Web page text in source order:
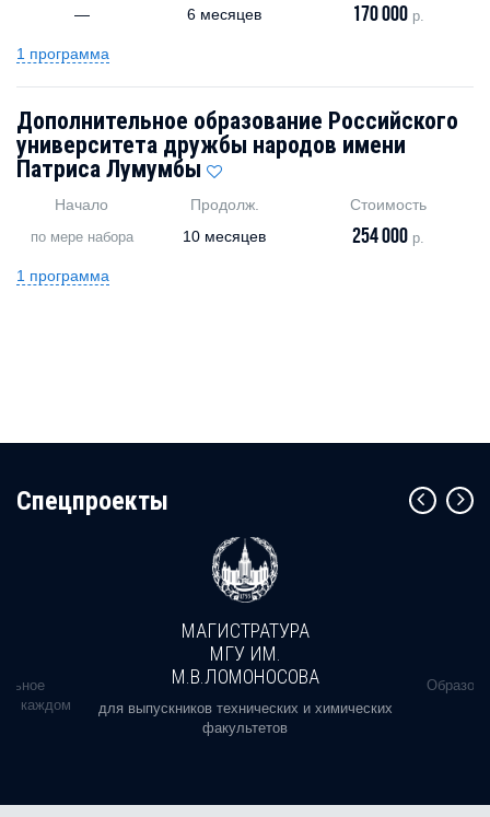
—
6 месяцев
170 000р.
1 программа
Дополнительное образование Российского
университета дружбы народов имени
Патриса Лумумбы
Начало
по мере набора
Продолж.
10 месяцев
Стоимость
254 000р.
1 программа
Cпецпроекты
в каждом
МАГИСТРАТУРА
МГУ ИМ.
М.В.ЛОМОНОСОВА
для выпускников технических и химических
факультетов